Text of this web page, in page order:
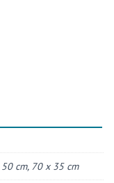
cm, 70 x 35 cm